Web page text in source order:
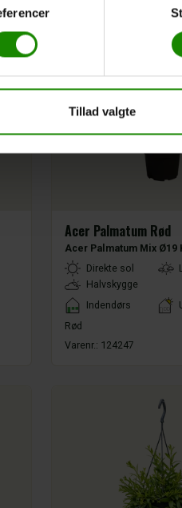
Tillad valgte
Acer Palmatum Rød
Acer Palmatum Mix Ø19
LightTypeDirekte sol
Halvskygge
Placement
Indendørs
Rød
Varenr.: 124247